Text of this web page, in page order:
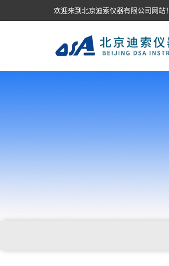
欢迎来到北京迪索仪器有限公司网站！